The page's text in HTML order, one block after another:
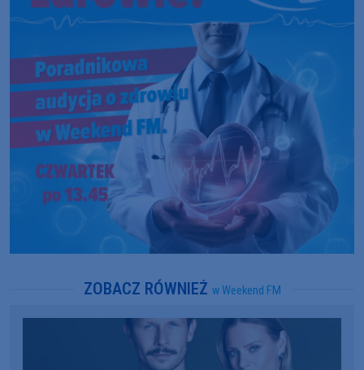
ZOBACZ RÓWNIEŻ w Weekend FM